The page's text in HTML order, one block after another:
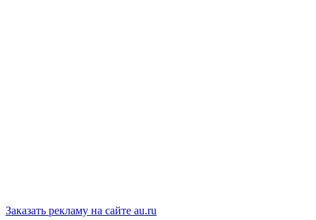
Заказать рекламу на сайте au.ru